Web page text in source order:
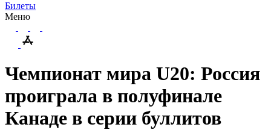
Билеты
Меню
Чемпионат мира U20: Россия
проиграла в полуфинале
Канаде в серии буллитов